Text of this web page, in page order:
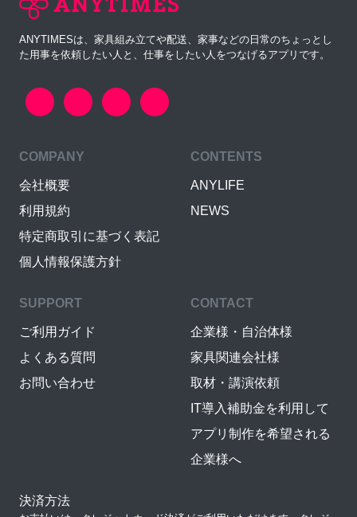
ANYTIMESは、家具組み立てや配送、家事などの日常のちょっとし
た用事を依頼したい人と、仕事をしたい人をつなげるアプリです。
COMPANY
会社概要
利用規約
特定商取引に基づく表記
個人情報保護方針
CONTENTS
ANYLIFE
NEWS
SUPPORT
ご利用ガイド
よくある質問
お問い合わせ
CONTACT
企業様・自治体様
家具関連会社様
取材・講演依頼
IT導入補助金を利用して
アプリ制作を希望される
企業様へ
決済方法